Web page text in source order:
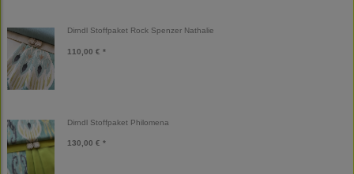
Dirndl Stoffpaket Rock Spenzer Nathalie
110,00 € *
Dirndl Stoffpaket Philomena
130,00 € *